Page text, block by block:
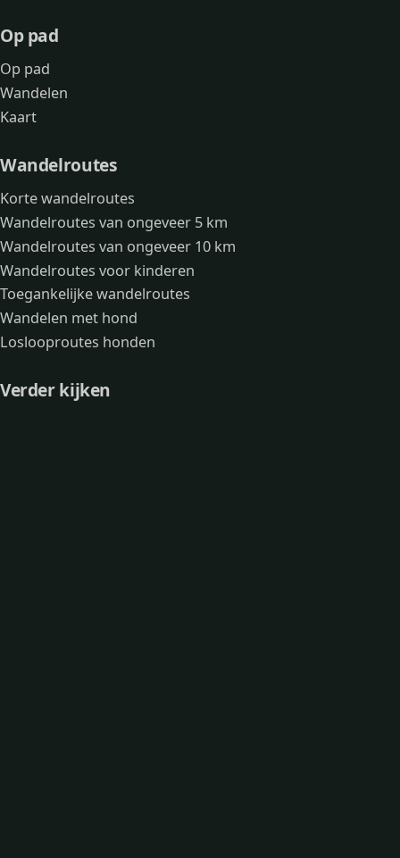
Op pad
Op pad
Wandelen
Kaart
Wandelroutes
Korte wandelroutes
Wandelroutes van ongeveer 5 km
Wandelroutes van ongeveer 10 km
Wandelroutes voor kinderen
Toegankelijke wandelroutes
Wandelen met hond
Loslooproutes honden
Verder kijken